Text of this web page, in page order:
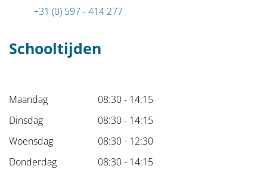
+31 (0) 597 - 414 277
Schooltijden
Maandag
08:30 - 14:15
Dinsdag
08:30 - 14:15
Woensdag
08:30 - 12:30
Donderdag
08:30 - 14:15